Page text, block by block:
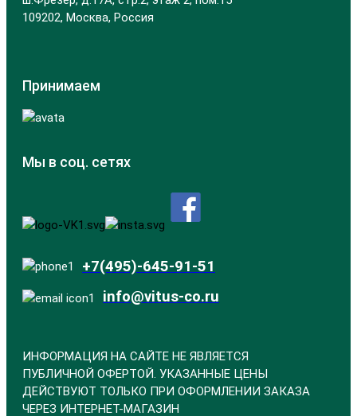
109202, Москва, Россия
Принимаем
Мы в соц. сетях
+7(495)-645-91-51
info@vitus-co.ru
ИНФОРМАЦИЯ НА САЙТЕ НЕ ЯВЛЯЕТСЯ
ПУБЛИЧНОЙ ОФЕРТОЙ. УКАЗАННЫЕ ЦЕНЫ
ДЕЙСТВУЮТ ТОЛЬКО ПРИ ОФОРМЛЕНИИ ЗАКАЗА
ЧЕРЕЗ ИНТЕРНЕТ-МАГАЗИН